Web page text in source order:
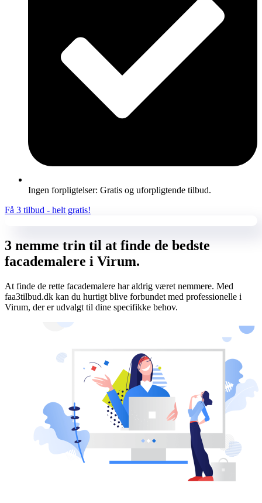
Ingen forpligtelser: Gratis og uforpligtende tilbud.
Få 3 tilbud - helt gratis!
3 nemme trin til at finde de bedste
facademalere i Virum.
At finde de rette facademalere har aldrig været nemmere. Med
faa3tilbud.dk kan du hurtigt blive forbundet med professionelle i
Virum, der er udvalgt til dine specifikke behov.